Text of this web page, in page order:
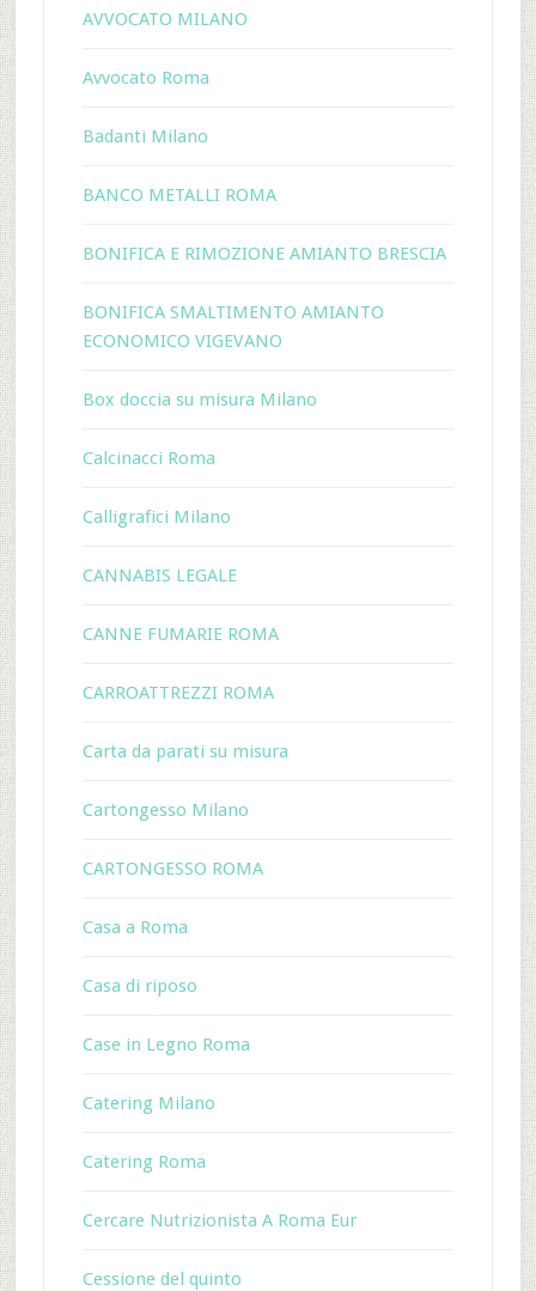
AVVOCATO MILANO
Avvocato Roma
Badanti Milano
BANCO METALLI ROMA
BONIFICA E RIMOZIONE AMIANTO BRESCIA
BONIFICA SMALTIMENTO AMIANTO
ECONOMICO VIGEVANO
Box doccia su misura Milano
Calcinacci Roma
Calligrafici Milano
CANNABIS LEGALE
CANNE FUMARIE ROMA
CARROATTREZZI ROMA
Carta da parati su misura
Cartongesso Milano
CARTONGESSO ROMA
Casa a Roma
Casa di riposo
Case in Legno Roma
Catering Milano
Catering Roma
Cercare Nutrizionista A Roma Eur
Cessione del quinto